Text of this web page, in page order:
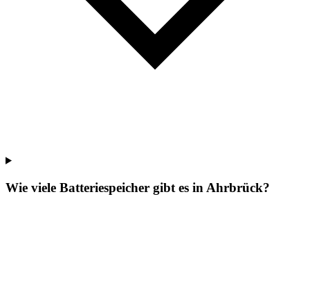
Wie viele Batteriespeicher gibt es in Ahrbrück?